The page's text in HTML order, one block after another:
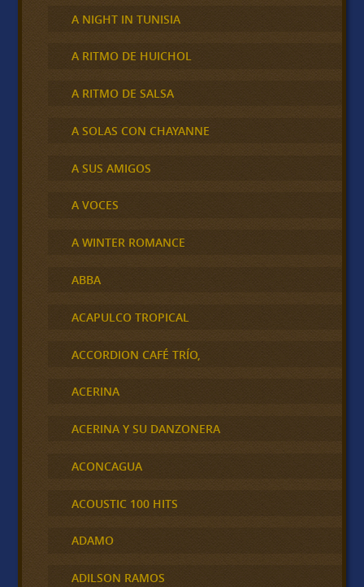
A NIGHT IN TUNISIA
A RITMO DE HUICHOL
A RITMO DE SALSA
A SOLAS CON CHAYANNE
A SUS AMIGOS
A VOCES
A WINTER ROMANCE
ABBA
ACAPULCO TROPICAL
ACCORDION CAFÉ TRÍO,
ACERINA
ACERINA Y SU DANZONERA
ACONCAGUA
ACOUSTIC 100 HITS
ADAMO
ADILSON RAMOS